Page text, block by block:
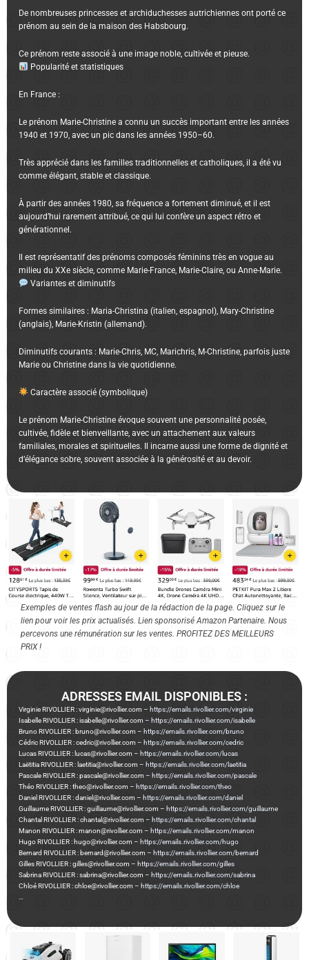
De nombreuses princesses et archiduchesses autrichiennes ont porté ce
prénom au sein de la maison des Habsbourg.
Ce prénom reste associé à une image noble, cultivée et pieuse.
Popularité et statistiques
En France :
Le prénom Marie-Christine a connu un succès important entre les années
1940 et 1970, avec un pic dans les années 1950–60.
Très apprécié dans les familles traditionnelles et catholiques, il a été vu
comme élégant, stable et classique.
À partir des années 1980, sa fréquence a fortement diminué, et il est
aujourd’hui rarement attribué, ce qui lui confère un aspect rétro et
générationnel.
Il est représentatif des prénoms composés féminins très en vogue au
milieu du XXe siècle, comme Marie-France, Marie-Claire, ou Anne-Marie.
Variantes et diminutifs
Formes similaires : Maria-Christina (italien, espagnol), Mary-Christine
(anglais), Marie-Kristin (allemand).
Diminutifs courants : Marie-Chris, MC, Marichris, M-Christine, parfois juste
Marie ou Christine dans la vie quotidienne.
Caractère associé (symbolique)
Le prénom Marie-Christine évoque souvent une personnalité posée,
cultivée, fidèle et bienveillante, avec un attachement aux valeurs
familiales, morales et spirituelles. Il incarne aussi une forme de dignité et
d’élégance sobre, souvent associée à la générosité et au devoir.
Exemples de ventes flash au jour de la rédaction de la page. Cliquez sur le
lien pour voir les prix actualisés. Lien sponsorisé Amazon Partenaire. Nous
percevons une rémunération sur les ventes. PROFITEZ DES MEILLEURS
PRIX !
ADRESSES EMAIL DISPONIBLES :
Virginie RIVOLLIER : virginie@rivollier.com – https://emails.rivollier.com/virginie
Isabelle RIVOLLIER : isabelle@rivollier.com – https://emails.rivollier.com/isabelle
Bruno RIVOLLIER : bruno@rivollier.com – https://emails.rivollier.com/bruno
Cédric RIVOLLIER : cedric@rivollier.com – https://emails.rivollier.com/cedric
Lucas RIVOLLIER : lucas@rivollier.com – https://emails.rivollier.com/lucas
Laëtitia RIVOLLIER : laetitia@rivollier.com – https://emails.rivollier.com/laetitia
Pascale RIVOLLIER : pascale@rivollier.com – https://emails.rivollier.com/pascale
Théo RIVOLLIER : theo@rivollier.com – https://emails.rivollier.com/theo
Daniel RIVOLLIER : daniel@rivollier.com – https://emails.rivollier.com/daniel
Guillaume RIVOLLIER : guillaume@rivollier.com – https://emails.rivollier.com/guillaume
Chantal RIVOLLIER : chantal@rivollier.com – https://emails.rivollier.com/chantal
Manon RIVOLLIER : manon@rivollier.com – https://emails.rivollier.com/manon
Hugo RIVOLLIER : hugo@rivollier.com – https://emails.rivollier.com/hugo
Bernard RIVOLLIER : bernard@rivollier.com – https://emails.rivollier.com/bernard
Gilles RIVOLLIER : gilles@rivollier.com – https://emails.rivollier.com/gilles
Sabrina RIVOLLIER : sabrina@rivollier.com – https://emails.rivollier.com/sabrina
Chloé RIVOLLIER : chloe@rivollier.com – https://emails.rivollier.com/chloe